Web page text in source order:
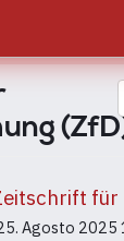
für
Agosto 2025